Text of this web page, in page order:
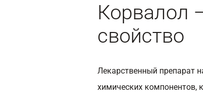
Корвалол
свойство
Лекарственный препарат
химических